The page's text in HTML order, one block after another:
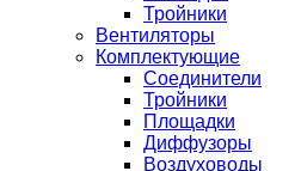
Тройники
Вентиляторы
Комплектующие
Соединители
Тройники
Площадки
Диффузоры
Воздуховоды